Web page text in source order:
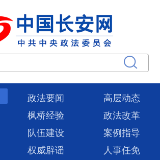
政法要闻
高层动态
枫桥经验
政法改革
队伍建设
案例指导
权威辟谣
人事任免